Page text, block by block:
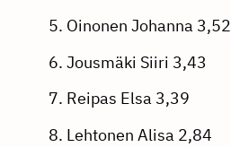
5. Oinonen Johanna 3,52
6. Jousmäki Siiri 3,43
7. Reipas Elsa 3,39
8. Lehtonen Alisa 2,84